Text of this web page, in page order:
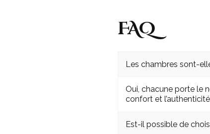
FAQ
Les chambres sont-
Oui, chacune porte le
confort et
Est-il possible de